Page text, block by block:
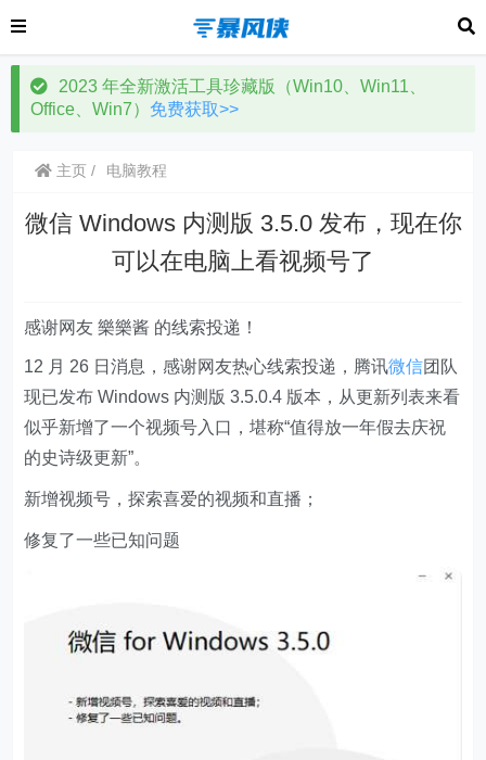
2023 年全新激活工具珍藏版（Win10、Win11、
Office、Win7） 免费获取>>
主页 电脑教程
微信 Windows 内测版 3.5.0 发布，现在你
可以在电脑上看视频号了
感谢网友 樂樂酱 的线索投递！
12 月 26 日消息，感谢网友热心线索投递，腾讯微信团队
现已发布 Windows 内测版 3.5.0.4 版本，从更新列表来看
似乎新增了一个视频号入口，堪称“值得放一年假去庆祝
的史诗级更新”。
新增视频号，探索喜爱的视频和直播；
修复了一些已知问题